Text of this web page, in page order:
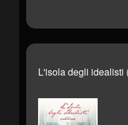
L'isola degli idealisti